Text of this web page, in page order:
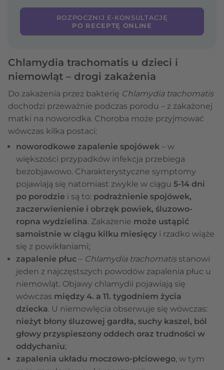
ROZPOCZNIJ E-KONSULTACJĘ
PO RECEPTĘ ONLINE
Chlamydia trachomatis u dzieci i
niemowląt – drogi zakażenia
Do zakażenia przez bakterię Chlamydia trachomatis
dochodzi przeważnie podczas porodu – z zakażonej
matki na noworodka. Choroba może przyjmować
wówczas kilka postaci:
noworodkowe zapalenie spojówek – w
większości przypadków infekcja przebiega
bezobjawowo. Charakterystyczne symptomy
pojawiają się natomiast zwykle w ciągu 5-14 dni
po porodzie i są to: podrażnienie spojówek,
zaczerwienienie i obrzęk powiek, śluzowo-
ropna wydzielina. Zakażenie może ustąpić
samoistnie w ciągu kilku miesięcy i rzadko wiąże
się z powikłaniami;
zapalenie płuc – Chlamydia trachomatisstanowi
jeden z najczęstszych powodów zapalenia płuc u
niemowląt. Objawy chlamydii pojawiają się
wówczas między 4. a 11. tygodniem życia
dziecka. U niemowlęcia obserwuje się wówczas:
nieżyt błony śluzowej gardła, suchy kaszel, ból
głowy przyspieszony oddech oraz trudności w
oddychaniu;
zapalenia układu moczowo-płciowego, w tym